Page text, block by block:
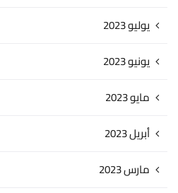
يوليو 2023
يونيو 2023
مايو 2023
أبريل 2023
مارس 2023